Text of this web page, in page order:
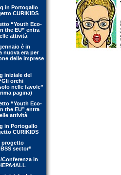
in Portogallo
CURIKIDS
“Youth Eco-
the EU” entra
attività
è in
nuova era per
delle imprese
iniziale del
orchi
nelle favole”
pagina)
“Youth Eco-
the EU” entra
attività
in Portogallo
CURIKIDS
progetto
sector”
Conferenza in